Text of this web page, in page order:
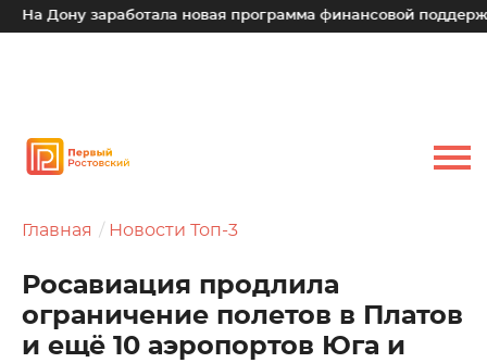
Дону заработала новая программа финансовой поддержки
Главная Новости Топ-3
Росавиация продлила
ограничение полетов в Платов
и ещё 10 аэропортов Юга и